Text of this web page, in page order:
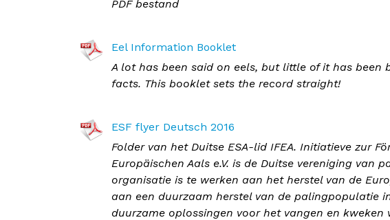
PDF bestand
Eel Information Booklet
A lot has been said on eels, but little of it has been
facts. This booklet sets the record straight!
ESF flyer Deutsch 2016
Folder van het Duitse ESA-lid IFEA. Initiatieve zur
Europäischen Aals e.V. is de Duitse vereniging van
organisatie is te werken aan het herstel van de
aan een duurzaam herstel van de palingpopulatie
duurzame oplossingen voor het vangen en